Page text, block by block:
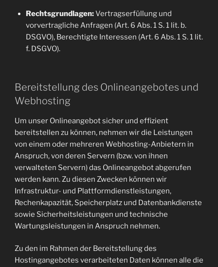
Rechtsgrundlagen:Vertragserfüllung und
vorvertragliche Anfragen (Art. 6 Abs. 1 S. 1 lit. b.
DSGVO), Berechtigte Interessen (Art. 6 Abs. 1 S. 1 lit.
f. DSGVO).
Bereitstellung des Onlineangebotes und
Webhosting
Um unser Onlineangebot sicher und effizient
bereitstellen zu können, nehmen wir die Leistungen
von einem oder mehreren Webhosting-Anbietern in
Anspruch, von deren Servern (bzw. von ihnen
verwalteten Servern) das Onlineangebot abgerufen
werden kann. Zu diesen Zwecken können wir
Infrastruktur- und Plattformdienstleistungen,
Rechenkapazität, Speicherplatz und Datenbankdienste
sowie Sicherheitsleistungen und technische
Wartungsleistungen in Anspruch nehmen.
Zu den im Rahmen der Bereitstellung des
Hostingangebotes verarbeiteten Daten können alle die